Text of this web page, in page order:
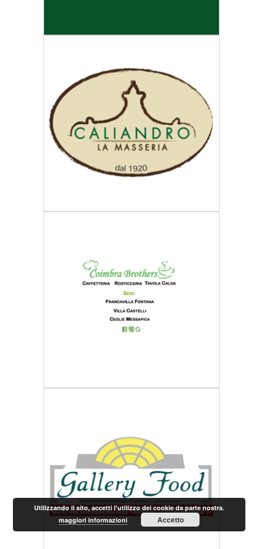
Utilizzando il sito, accetti l'utilizzo dei cookie da parte nostra.
maggiori informazioni
Accetto